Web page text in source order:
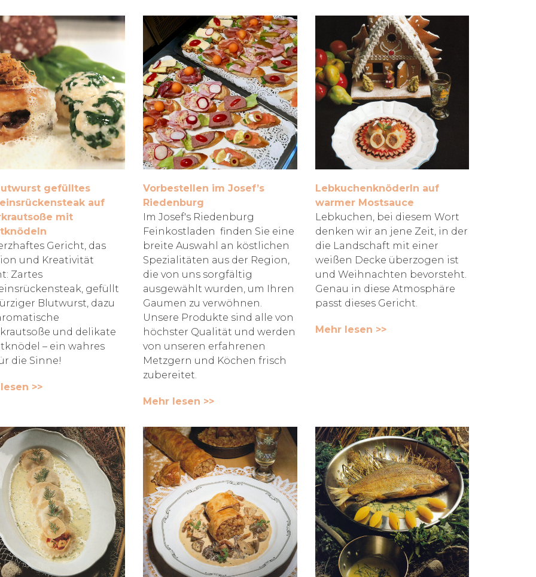
gefülltes
auf
mit
Gericht, das
und Kreativität
Zartes
gefüllt
Blutwurst, dazu
und delikate
– ein wahres
die Sinne!
>>
Vorbestellen im Josef’s
Riedenburg
Im Josef's Riedenburg
Feinkostladen finden Sie eine
breite Auswahl an köstlichen
Spezialitäten aus der Region,
die von uns sorgfältig
ausgewählt wurden, um Ihren
Gaumen zu verwöhnen.
Unsere Produkte sind alle von
höchster Qualität und werden
von unseren erfahrenen
Metzgern und Köchen frisch
zubereitet.
Mehr lesen >>
Lebkuchenknöderln auf
warmer Mostsauce
Lebkuchen, bei diesem Wort
denken wir an jene Zeit, in der
die Landschaft mit einer
weißen Decke überzogen ist
und Weihnachten bevorsteht.
Genau in diese Atmosphäre
passt dieses Gericht.
Mehr lesen >>